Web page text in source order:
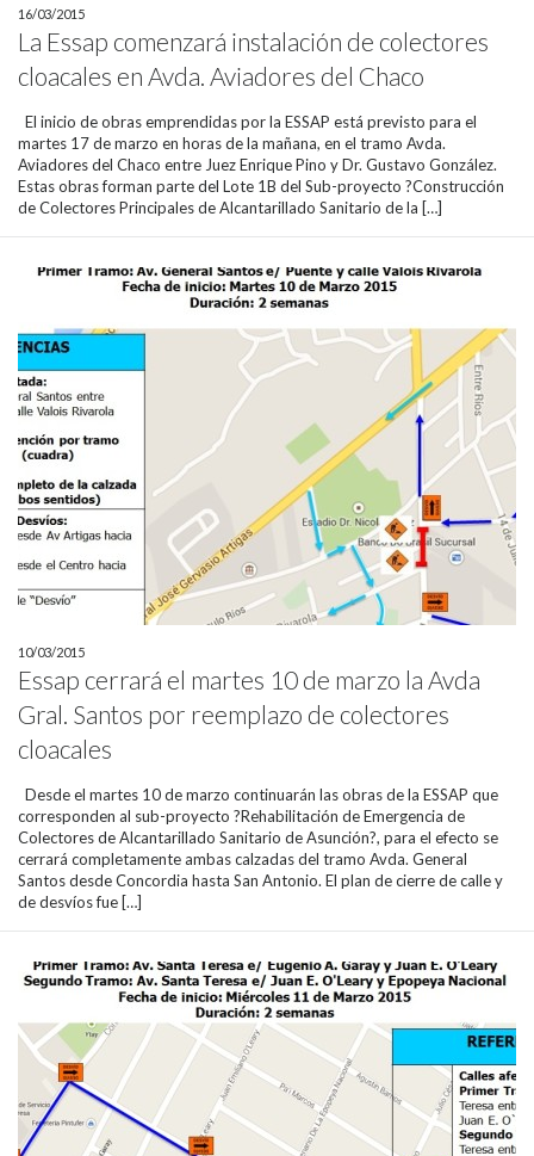
16/03/2015
La Essap comenzará instalación de colectores
cloacales en Avda. Aviadores del Chaco
El inicio de obras emprendidas por la ESSAP está previsto para el
martes 17 de marzo en horas de la mañana, en el tramo Avda.
Aviadores del Chaco entre Juez Enrique Pino y Dr. Gustavo González.
Estas obras forman parte del Lote 1B del Sub-proyecto ?Construcción
de Colectores Principales de Alcantarillado Sanitario de la […]
10/03/2015
Essap cerrará el martes 10 de marzo la Avda
Gral. Santos por reemplazo de colectores
cloacales
Desde el martes 10 de marzo continuarán las obras de la ESSAP que
corresponden al sub-proyecto ?Rehabilitación de Emergencia de
Colectores de Alcantarillado Sanitario de Asunción?, para el efecto se
cerrará completamente ambas calzadas del tramo Avda. General
Santos desde Concordia hasta San Antonio. El plan de cierre de calle y
de desvíos fue […]